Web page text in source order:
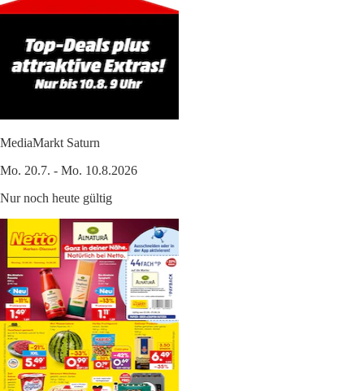
MediaMarkt Saturn
Mo. 20.7. - Mo. 10.8.2026
Nur noch heute gültig